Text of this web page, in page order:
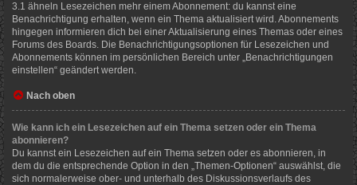
3.1 ähneln Lesezeichen mehr einem Abonnement: du kannst eine
Benachrichtigung erhalten, wenn ein Thema aktualisiert wird. Abonnements
hingegen informieren dich bei einer Aktualisierung eines Themas oder eines
Forums des Boards. Die Benachrichtigungsoptionen für Lesezeichen und
Abonnements können im persönlichen Bereich unter „Benachrichtigungen
einstellen“ geändert werden.
Nach oben
Wie kann ich ein Lesezeichen auf ein Thema setzen oder ein Thema
abonnieren?
Du kannst ein Lesezeichen auf ein Thema setzen oder es abonnieren, in
dem du die entsprechende Option in den „Themen-Optionen“ auswählst, die
sich normalerweise ober- und unterhalb des Diskussionsverlaufs des